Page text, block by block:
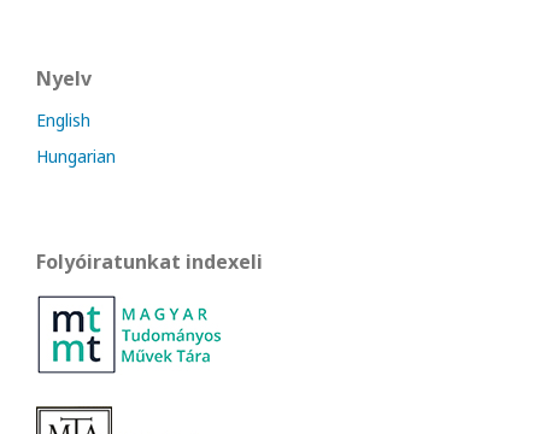
Nyelv
English
Hungarian
Folyóiratunkat indexeli